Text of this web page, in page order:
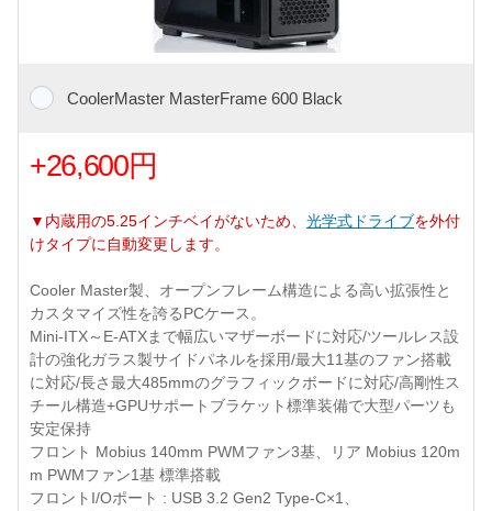
CoolerMaster MasterFrame 600 Black
+26,600円
▼内蔵用の5.25インチベイがないため、 光学式ドライブを外付
けタイプに自動変更します。
Cooler Master製、オープンフレーム構造による高い拡張性と
カスタマイズ性を誇るPCケース。
Mini-ITX～E-ATXまで幅広いマザーボードに対応/ツールレス設
計の強化ガラス製サイドパネルを採用/最大11基のファン搭載
に対応/長さ最大485mmのグラフィックボードに対応/高剛性ス
チール構造+GPUサポートブラケット標準装備で大型パーツも
安定保持
フロント Mobius 140mm PWMファン3基、リア Mobius 120m
m PWMファン1基 標準搭載
フロントI/Oポート : USB 3.2 Gen2 Type-C×1、